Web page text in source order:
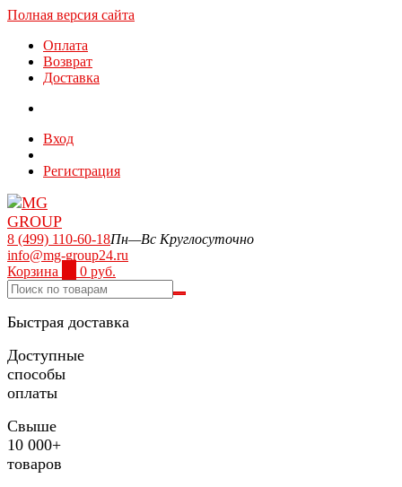
Полная версия сайта
Оплата
Возврат
Доставка
Вход
Регистрация
8 (499) 110-60-18Пн—Вс Круглосуточно
info@mg-group24.ru
Корзина
0 руб.
Быстрая доставка
Доступные
способы
оплаты
Свыше
10 000+
товаров